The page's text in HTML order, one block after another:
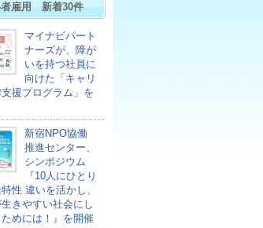
者雇用 新着30件
マイナビパート
ナーズが、障が
いを持つ社員に
向けた「キャリ
援プログラム」を
新宿NPO協働
推進センター、
シンポジウム
『10人にひとり
性 違いを活かし、
きやすい社会にし
めには！』を開催